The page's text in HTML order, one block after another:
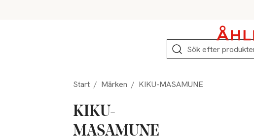
Sök
Start / Märken / KIKU-MASAMUNE
KIKU-
MASAMUNE